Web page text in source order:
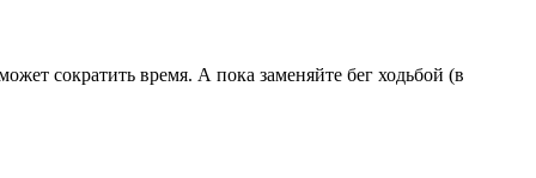
сократить время. А пока заменяйте бег ходьбой (в